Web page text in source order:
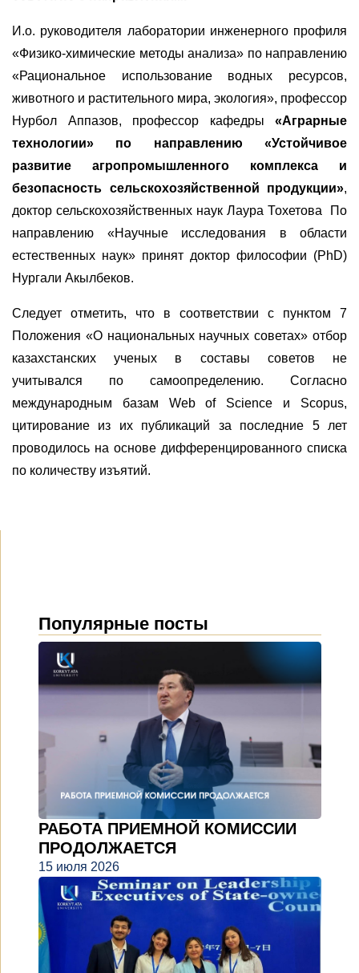
И.о. руководителя лаборатории инженерного профиля
«Физико-химические методы анализа» по направлению
«Рациональное использование водных ресурсов,
животного и растительного мира, экология», профессор
Нурбол Аппазов, профессор кафедры «Аграрные
технологии» по направлению «Устойчивое
развитие агропромышленного комплекса и
безопасность сельскохозяйственной продукции»,
доктор сельскохозяйственных наук Лаура Тохетова По
направлению «Научные исследования в области
естественных наук» принят доктор философии (PhD)
Нургали Акылбеков.
Следует отметить, что в соответствии с пунктом 7
Положения «О национальных научных советах» отбор
казахстанских ученых в составы советов не
учитывался по самоопределению. Согласно
международным базам Web of Science и Scopus,
цитирование из их публикаций за последние 5 лет
проводилось на основе дифференцированного списка
по количеству изъятий.
Популярные посты
РАБОТА ПРИЕМНОЙ КОМИССИИ
ПРОДОЛЖАЕТСЯ
15 июля 2026